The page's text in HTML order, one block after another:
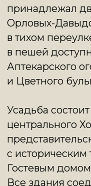
Гостевым домом и
Все здания соединены
галереей и объединят
наследие XIX века с
решениями века XXI.
Реставрация
с максимальным
к оригинальной
мрамор, натуральное
детали, оригинальные
Внедрены
климат-контроля,
и обеспечения
К усадьбе прилагается
собственный парк на 2